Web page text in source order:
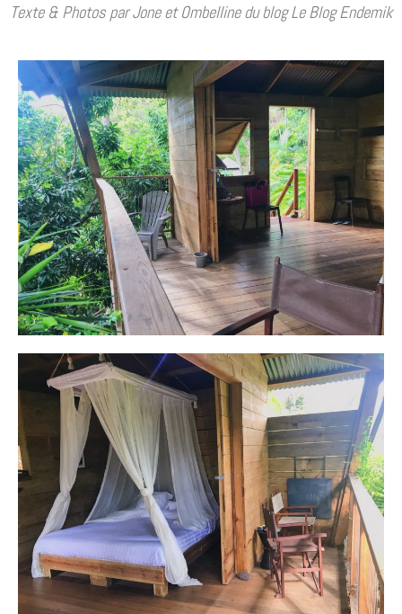
Texte & Photos par Jone et Ombelline du blog Le Blog Endemik